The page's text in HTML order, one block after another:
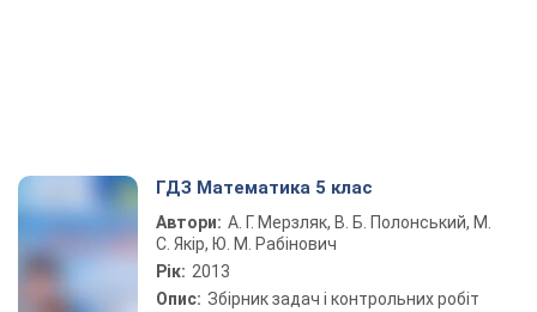
ГДЗ Математика 5 клас
Автори: А. Г. Мерзляк, В. Б. Полонський, М.
С. Якір, Ю. М. Рабінович
Рік: 2013
Опис: Збірник задач і контрольних робіт